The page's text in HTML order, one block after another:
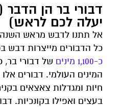
דבורי בר הן
יעלה לכם לראש)
אל תתנו לדבש מראש
כל הדבורים מייצרות דבש
כ-1,100 מינים
המינים העולמי. דבורים
חיות ומגדלות צאצאים
בעצים ואפילו בקונכיות.